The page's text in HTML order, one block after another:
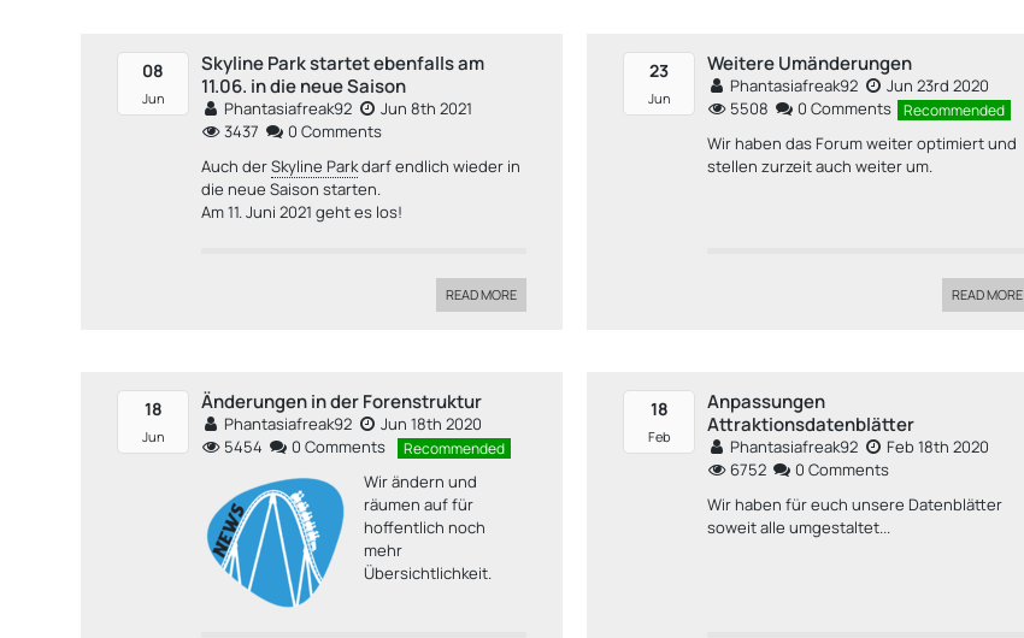
08
Jun
Skyline Park startet ebenfalls am
11.06. in die neue Saison
Phantasiafreak92
Jun 8th 2021
3437
0 Comments
Auch derSkyline Parkdarf endlich wieder in
die neue Saison starten.
Am 11. Juni 2021 geht es los!
READ MORE
23
Jun
Weitere Umänderungen
Phantasiafreak92
Jun 23rd 2020
5508
0 Comments Recommended
Wir haben das Forum weiter optimiert und
stellen zurzeit auch weiter um.
READ MORE
18
Jun
Änderungen in der Forenstruktur
Phantasiafreak92
Jun 18th 2020
5454
0 Comments Recommended
Wir ändern und
räumen auf für
hoffentlich noch
mehr
Übersichtlichkeit.
18
Feb
Anpassungen
Attraktionsdatenblätter
Phantasiafreak92
Feb 18th 2020
6752
0 Comments
Wir haben für euch unsere Datenblätter
soweit alle umgestaltet...